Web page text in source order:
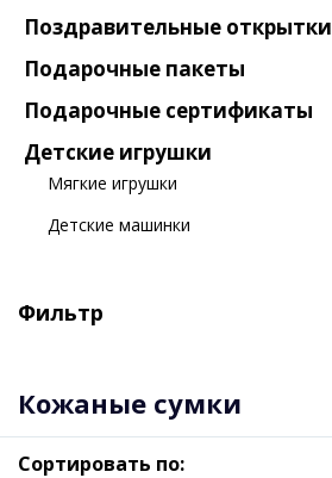
Поздравительные открытки
Подарочные пакеты
Подарочные сертификаты
Детские игрушки
Мягкие игрушки
Детские машинки
Фильтр
Кожаные сумки
Сортировать по: